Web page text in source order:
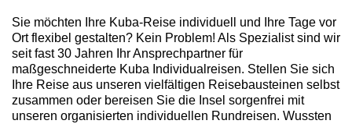
Sie möchten Ihre Kuba-Reise individuell und Ihre Tage vor
Ort flexibel gestalten? Kein Problem! Als Spezialist sind wir
seit fast 30 Jahren Ihr Ansprechpartner für
maßgeschneiderte Kuba Individualreisen. Stellen Sie sich
Ihre Reise aus unseren vielfältigen Reisebausteinen selbst
zusammen oder bereisen Sie die Insel sorgenfrei mit
unseren organisierten individuellen Rundreisen. Wussten